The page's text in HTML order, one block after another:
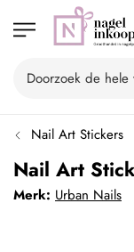
Nail Art Stickers
Nail Art
Merk: Urban Nails